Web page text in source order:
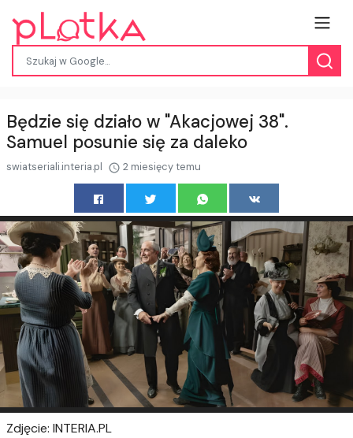
Będzie się działo w "Akacjowej 38".
Samuel posunie się za daleko
swiatseriali.interia.pl 2 miesięcy temu
Zdjęcie: INTERIA.PL